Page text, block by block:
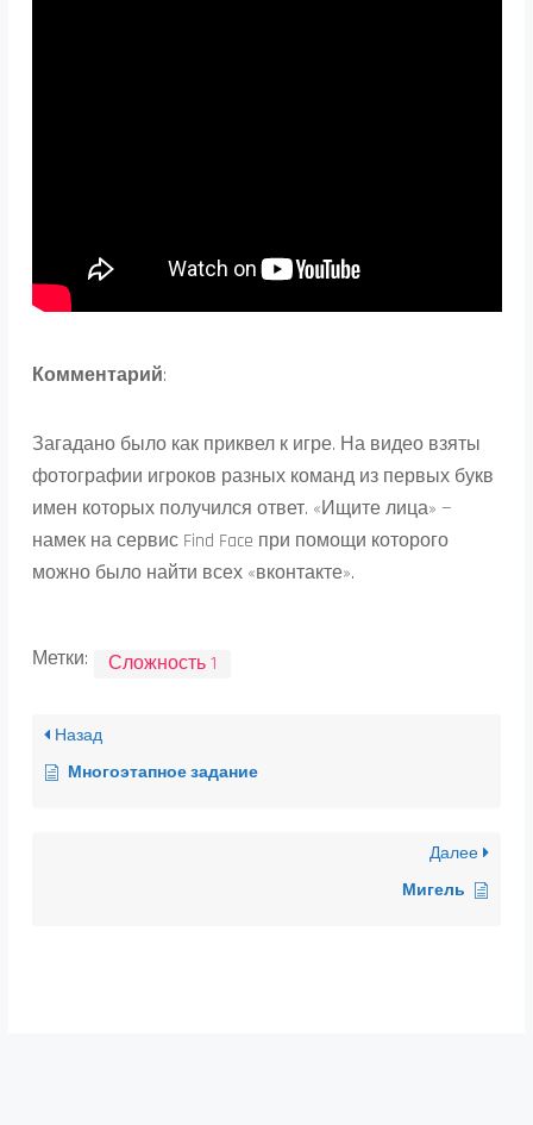
Комментарий:
Загадано было как приквел к игре. На видео взяты
фотографии игроков разных команд из первых букв
имен которых получился ответ. «Ищите лица» —
намек на сервис Find Face при помощи которого
можно было найти всех «вконтакте».
Метки: Сложность 1
Назад
Многоэтапное задание
Далее
Мигель